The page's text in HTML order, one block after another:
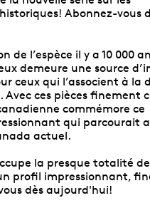
Abonnez-vous
de l’espèce il y a 10 000
demeure une source
ceux qui l’associent à la
ces pièces finement
commémore ce
qui parcourait
actuel.
la presque totalité
profil impressionnant,
dès aujourd'hui!